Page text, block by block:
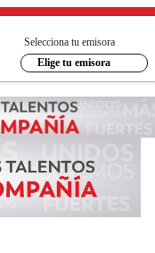
Selecciona tu emisora
Elige tu emisora